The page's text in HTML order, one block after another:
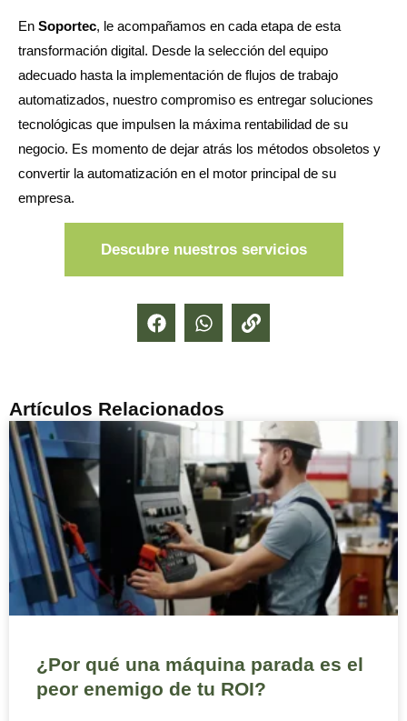
En Soportec, le acompañamos en cada etapa de esta
transformación digital. Desde la selección del equipo
adecuado hasta la implementación de flujos de trabajo
automatizados, nuestro compromiso es entregar soluciones
tecnológicas que impulsen la máxima rentabilidad de su
negocio. Es momento de dejar atrás los métodos obsoletos y
convertir la automatización en el motor principal de su
empresa.
Descubre nuestros servicios
Artículos Relacionados
¿Por qué una máquina parada es el
peor enemigo de tu ROI?